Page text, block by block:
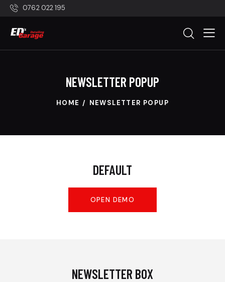
0762 022 195
NEWSLETTER POPUP
HOME NEWSLETTER POPUP
DEFAULT
OPEN DEMO
NEWSLETTER BOX